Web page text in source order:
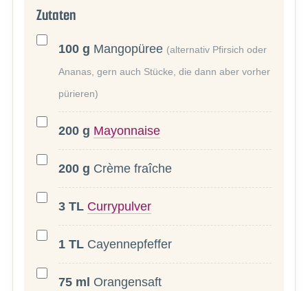
Zutaten
100 g Mangopüree (alternativ Pfirsich oder
Ananas, gern auch Stücke, die dann aber vorher
pürieren)
200 g Mayonnaise
200 g Crème fraîche
3 TL Currypulver
1 TL Cayennepfeffer
75 ml Orangensaft